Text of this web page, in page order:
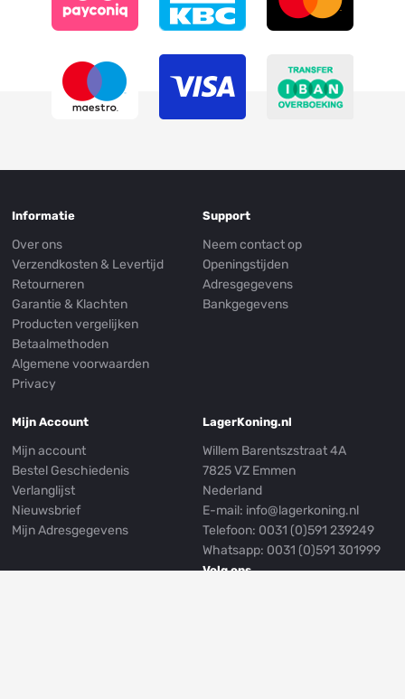
Informatie
Over ons
Verzendkosten & Levertijd
Retourneren
Garantie & Klachten
Producten vergelijken
Betaalmethoden
Algemene voorwaarden
Privacy
Support
Neem contact op
Openingstijden
Adresgegevens
Bankgegevens
Mijn Account
Mijn account
Bestel Geschiedenis
Verlanglijst
Nieuwsbrief
Mijn Adresgegevens
LagerKoning.nl
Willem Barentszstraat 4A
7825 VZ Emmen
Nederland
E-mail: info@lagerkoning.nl
Telefoon: 0031 (0)591 239249
Whatsapp: 0031 (0)591 301999
Volg ons